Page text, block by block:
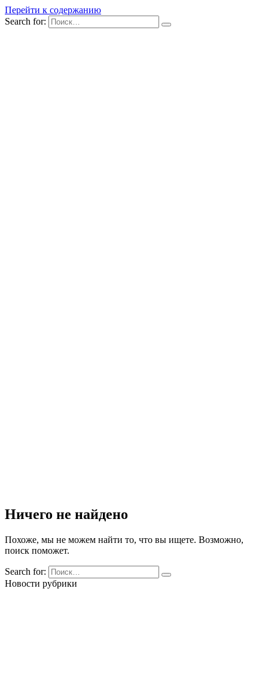
Перейти к содержанию
Search for:
Ничего не найдено
Похоже, мы не можем найти то, что вы ищете. Возможно,
поиск поможет.
Search for:
Новости рубрики